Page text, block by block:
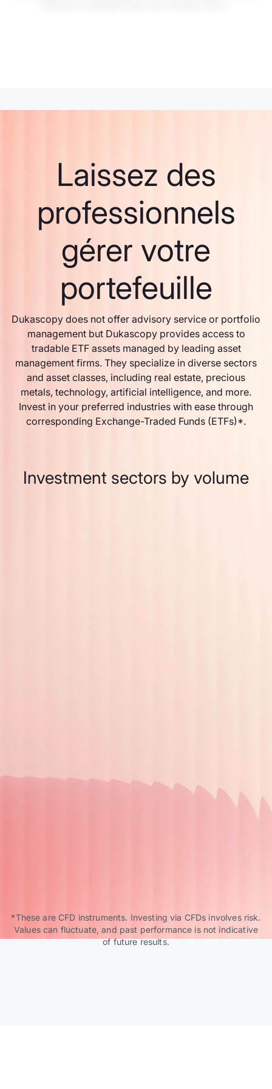
Laissez des
professionnels
gérer votre
portefeuille
Dukascopy does not offer advisory service or portfolio
management but Dukascopy provides access to
tradable ETF assets managed by leading asset
management firms. They specialize in diverse sectors
and asset classes, including real estate, precious
metals, technology, artificial intelligence, and more.
Invest in your preferred industries with ease through
corresponding Exchange-Traded Funds (ETFs)*.
Investment sectors by volume
*These are CFD instruments. Investing via CFDs involves risk.
Values can fluctuate, and past performance is not indicative
of future results.